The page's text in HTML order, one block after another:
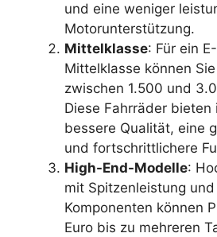
und eine weniger
Motorunterstützung.
Mittelklasse: Für ein
Mittelklasse können
zwischen 1.500 und
Diese Fahrräder bieten
bessere Qualität, eine
und fortschrittlichere
High-End-Modelle:
mit Spitzenleistung
Komponenten können
Euro bis zu mehreren